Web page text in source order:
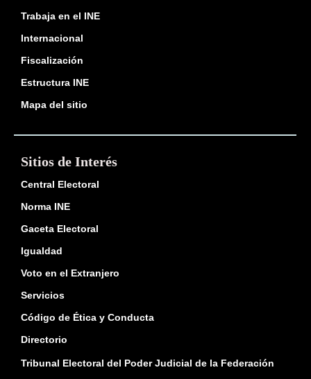
Trabaja en el INE
Internacional
Fiscalización
Estructura INE
Mapa del sitio
Sitios de Interés
Central Electoral
Norma INE
Gaceta Electoral
Igualdad
Voto en el Extranjero
Servicios
Código de Ética y Conducta
Directorio
Tribunal Electoral del Poder Judicial de la Federación